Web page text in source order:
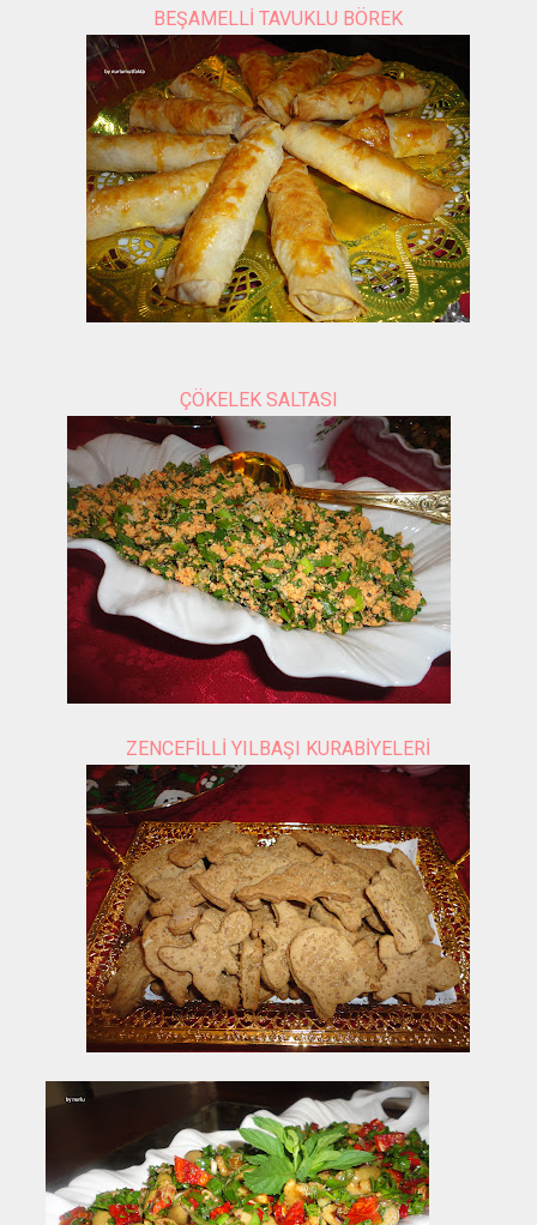
BEŞAMELLİ TAVUKLU BÖREK
ÇÖKELEK SALTASI
ZENCEFİLLİ YILBAŞI KURABİYELERİ